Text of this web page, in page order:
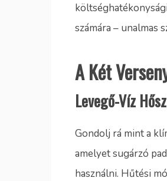
számára – unalmas
A Két
Levegő-Víz
Gondolj rá mint a
amelyet sugárzó
használni. Hűtési